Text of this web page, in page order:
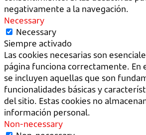
negativamente a la navegación.
Necessary
Necessary
Siempre activado
Las cookies necesarias son
página funciona correctamente. En
se incluyen aquellas que son
funcionalidades básicas y
del sitio. Estas cookies no
información personal.
Non-necessary